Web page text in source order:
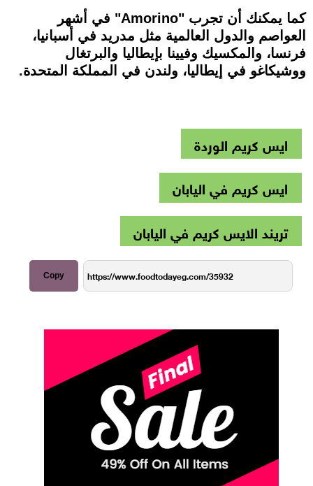
كما يمكنك أن تجرب "Amorino" في أشهر
العواصم والدول العالمية مثل مدريد في أسبانيا،
فرنسا، والمكسيك وفيينا بإيطاليا والبرتغال
ووشيكاغو في إيطاليا، ولندن في المملكة المتحدة.
ايس كريم الوردة
ايس كريم في اليابان
تريند الايس كريم في اليابان
Copy